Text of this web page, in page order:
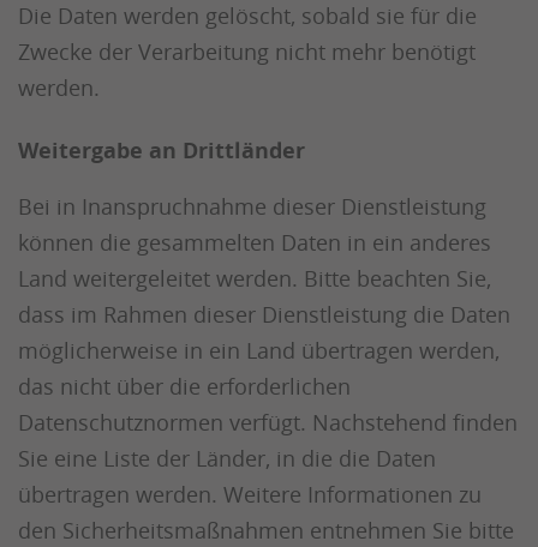
Die Daten werden gelöscht, sobald sie für die
Zwecke der Verarbeitung nicht mehr benötigt
werden.
Weitergabe an Drittländer
Bei in Inanspruchnahme dieser Dienstleistung
können die gesammelten Daten in ein anderes
Land weitergeleitet werden. Bitte beachten Sie,
dass im Rahmen dieser Dienstleistung die Daten
möglicherweise in ein Land übertragen werden,
das nicht über die erforderlichen
Datenschutznormen verfügt. Nachstehend finden
Sie eine Liste der Länder, in die die Daten
übertragen werden. Weitere Informationen zu
den Sicherheitsmaßnahmen entnehmen Sie bitte